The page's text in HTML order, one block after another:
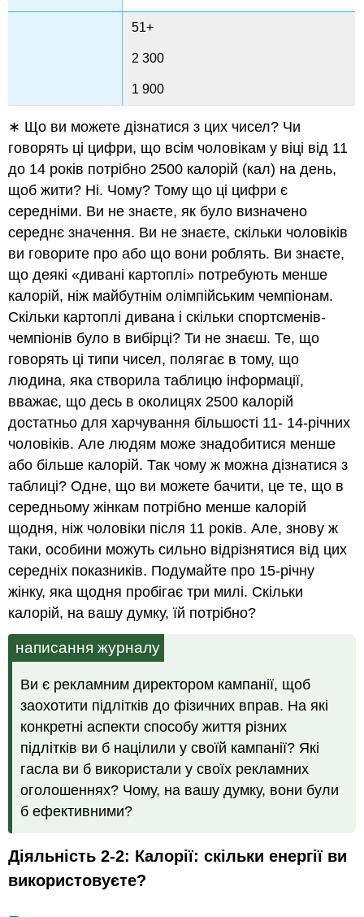
51+
2 300
1 900
∗ Що ви можете дізнатися з цих чисел? Чи
говорять ці цифри, що всім чоловікам у віці від 11
до 14 років потрібно 2500 калорій (кал) на день,
щоб жити? Ні. Чому? Тому що ці цифри є
середніми. Ви не знаєте, як було визначено
середнє значення. Ви не знаєте, скільки чоловіків
ви говорите про або що вони роблять. Ви знаєте,
що деякі «дивані картоплі» потребують менше
калорій, ніж майбутнім олімпійським чемпіонам.
Скільки картоплі дивана і скільки спортсменів-
чемпіонів було в вибірці? Ти не знаєш. Те, що
говорять ці типи чисел, полягає в тому, що
людина, яка створила таблицю інформації,
вважає, що десь в околицях 2500 калорій
достатньо для харчування більшості 11- 14-річних
чоловіків. Але людям може знадобитися менше
або більше калорій. Так чому ж можна дізнатися з
таблиці? Одне, що ви можете бачити, це те, що в
середньому жінкам потрібно менше калорій
щодня, ніж чоловіки після 11 років. Але, знову ж
таки, особини можуть сильно відрізнятися від цих
середніх показників. Подумайте про 15-річну
жінку, яка щодня пробігає три милі. Скільки
калорій, на вашу думку, їй потрібно?
написання журналу
Ви є рекламним директором кампанії, щоб
заохотити підлітків до фізичних вправ. На які
конкретні аспекти способу життя різних
підлітків ви б націлили у своїй кампанії? Які
гасла ви б використали у своїх рекламних
оголошеннях? Чому, на вашу думку, вони були
б ефективними?
Діяльність 2-2: Калорії: скільки енергії ви
використовуєте?